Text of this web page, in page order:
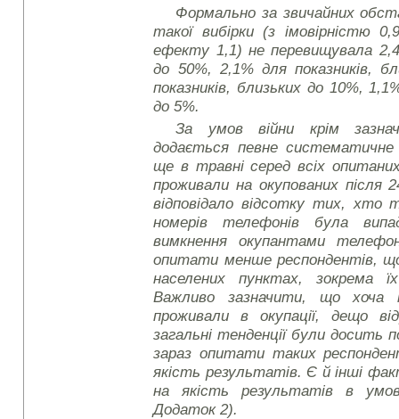
Формально за звичайних
такої вибірки (з імовірністю
ефекту 1,1) не перевищувала
до 50%, 2,1% для показників,
показників, близьких до 10%,
до 5%.
За умов війни крім
додається певне
ще в травні серед всіх
проживали на окупованих після
відповідало відсотку тих, хто
номерів телефонів була
вимкнення окупантами
опитати менше респондентів,
населених пунктах, зокрема
Важливо зазначити, що хоча
проживали в окупації, дещо
загальні тенденції були досить
зараз опитати таких
якість результатів. Є й інші
на якість результатів в
Додаток 2).